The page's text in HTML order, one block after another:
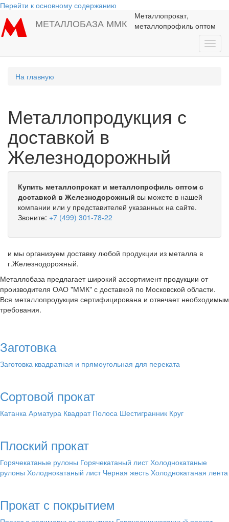
Перейти к основному содержанию
МЕТАЛЛОБАЗА ММК
Металлопрокат,
металлопрофиль оптом
На главную
Металлопродукция с
доставкой в
Железнодорожный
Купить металлопрокат и металлопрофиль оптом с
доставкой в Железнодорожный вы можете в нашей
компании или у представителей указанных на сайте.
Звоните: +7 (499) 301-78-22
и мы организуем доставку любой продукции из металла в
г.Железнодорожный.
Металлобаза предлагает широкий ассортимент продукции от
производителя ОАО "ММК" с доставкой по Московской области.
Вся металлопродукция сертифицирована и отвечает необходимым
требования.
Заготовка
Заготовка квадратная и прямоугольная для переката
Сортовой прокат
Катанка Арматура Квадрат Полоса Шестигранник Круг
Плоский прокат
Горячекатаные рулоны Горячекатаный лист Холоднокатаные
рулоны Холоднокатаный лист Черная жесть Холоднокатаная лента
Прокат с покрытием